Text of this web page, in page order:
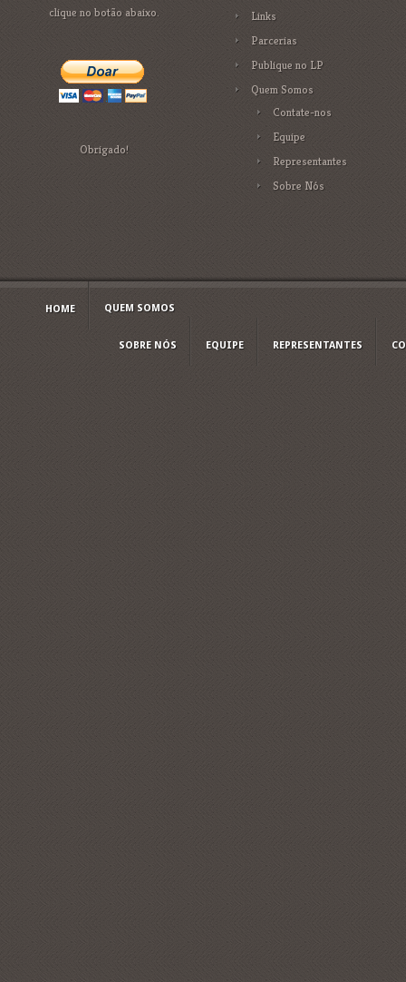
clique no botão abaixo.
Obrigado!
Links
Parcerias
Publique no LP
Quem Somos
Contate-nos
Equipe
Representantes
Sobre Nós
HOME QUEM SOMOS
SOBRE NÓS EQUIPE REPRESENTANTES